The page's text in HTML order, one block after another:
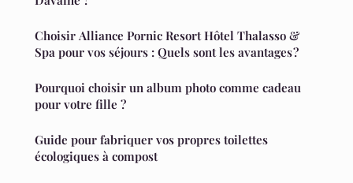
Choisir Alliance Pornic Resort Hôtel Thalasso &
Spa pour vos séjours : Quels sont les avantages ?
Pourquoi choisir un album photo comme cadeau
pour votre fille ?
Guide pour fabriquer vos propres toilettes
écologiques à compost